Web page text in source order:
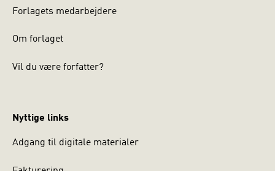
Forlagets medarbejdere
Om forlaget
Vil du være forfatter?
Nyttige links
Adgang til digitale materialer